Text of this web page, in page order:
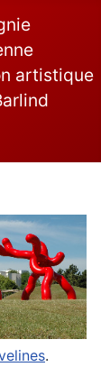
artistique
.